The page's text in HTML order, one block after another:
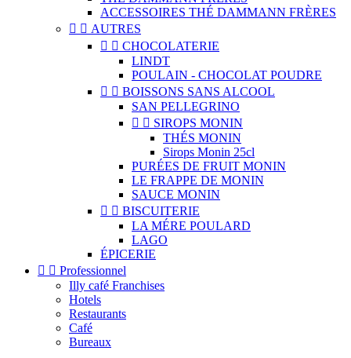
ACCESSOIRES THÉ DAMMANN FRÈRES
  AUTRES
  CHOCOLATERIE
LINDT
POULAIN - CHOCOLAT POUDRE
  BOISSONS SANS ALCOOL
SAN PELLEGRINO
  SIROPS MONIN
THÉS MONIN
Sirops Monin 25cl
PURÉES DE FRUIT MONIN
LE FRAPPE DE MONIN
SAUCE MONIN
  BISCUITERIE
LA MÉRE POULARD
LAGO
ÉPICERIE
  Professionnel
Illy café Franchises
Hotels
Restaurants
Café
Bureaux